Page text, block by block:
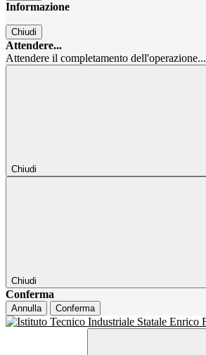
Informazione
Chiudi
Attendere...
Attendere il completamento dell'operazione...
Chiudi
Chiudi
Conferma
Annulla Conferma